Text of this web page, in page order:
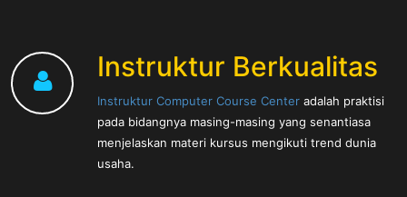
Instruktur Berkualitas
Instruktur Computer Course Center adalah praktisi
pada bidangnya masing-masing yang senantiasa
menjelaskan materi kursus mengikuti trend dunia
usaha.